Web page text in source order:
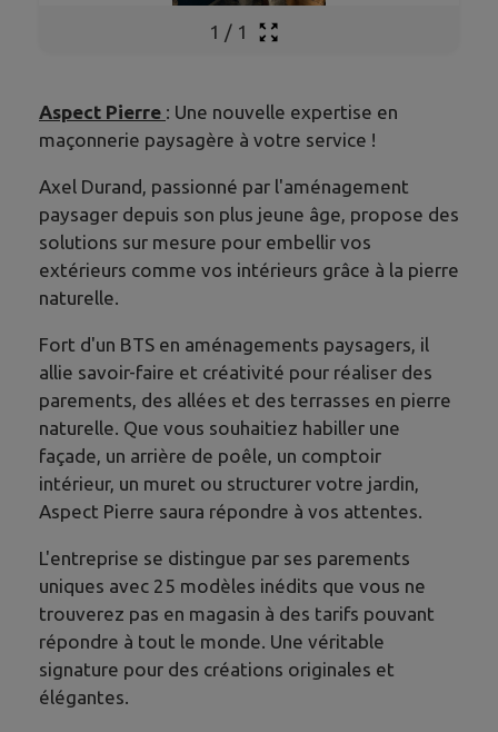
1 / 1
Aspect Pierre : Une nouvelle expertise en
maçonnerie paysagère à votre service !
Axel Durand, passionné par l'aménagement
paysager depuis son plus jeune âge, propose des
solutions sur mesure pour embellir vos
extérieurs comme vos intérieurs grâce à la pierre
naturelle.
Fort d'un BTS en aménagements paysagers, il
allie savoir-faire et créativité pour réaliser des
parements, des allées et des terrasses en pierre
naturelle. Que vous souhaitiez habiller une
façade, un arrière de poêle, un comptoir
intérieur, un muret ou structurer votre jardin,
Aspect Pierre saura répondre à vos attentes.
L'entreprise se distingue par ses parements
uniques avec 25 modèles inédits que vous ne
trouverez pas en magasin à des tarifs pouvant
répondre à tout le monde. Une véritable
signature pour des créations originales et
élégantes.